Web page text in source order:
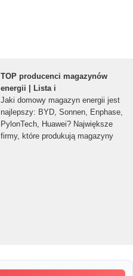
TOP producenci magazynów
energii | Lista i
Jaki domowy magazyn energii jest
najlepszy: BYD, Sonnen, Enphase,
PylonTech, Huawei? Największe
firmy, które produkują magazyny